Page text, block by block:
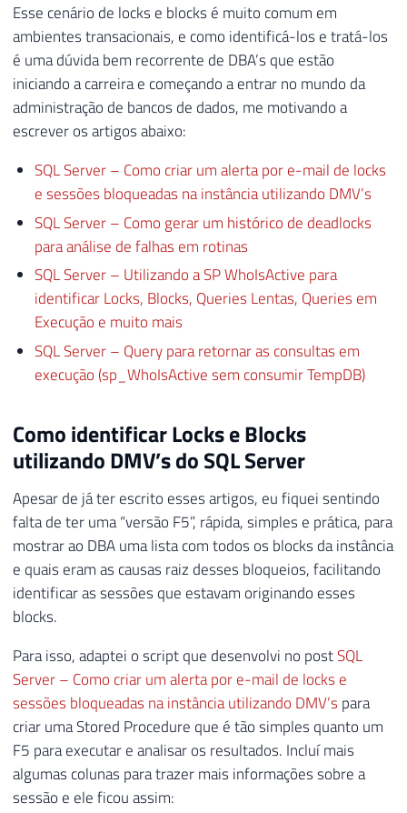
Esse cenário de locks e blocks é muito comum em
ambientes transacionais, e como identificá-los e tratá-los
é uma dúvida bem recorrente de DBA’s que estão
iniciando a carreira e começando a entrar no mundo da
administração de bancos de dados, me motivando a
escrever os artigos abaixo:
SQL Server – Como criar um alerta por e-mail de locks
e sessões bloqueadas na instância utilizando DMV’s
SQL Server – Como gerar um histórico de deadlocks
para análise de falhas em rotinas
SQL Server – Utilizando a SP WhoIsActive para
identificar Locks, Blocks, Queries Lentas, Queries em
Execução e muito mais
SQL Server – Query para retornar as consultas em
execução (sp_WhoIsActive sem consumir TempDB)
Como identificar Locks e Blocks
utilizando DMV’s do SQL Server
Apesar de já ter escrito esses artigos, eu fiquei sentindo
falta de ter uma “versão F5”, rápida, simples e prática, para
mostrar ao DBA uma lista com todos os blocks da instância
e quais eram as causas raiz desses bloqueios, facilitando
identificar as sessões que estavam originando esses
blocks.
Para isso, adaptei o script que desenvolvi no postSQL
Server – Como criar um alerta por e-mail de locks e
sessões bloqueadas na instância utilizando DMV’s para
criar uma Stored Procedure que é tão simples quanto um
F5 para executar e analisar os resultados. Incluí mais
algumas colunas para trazer mais informações sobre a
sessão e ele ficou assim: